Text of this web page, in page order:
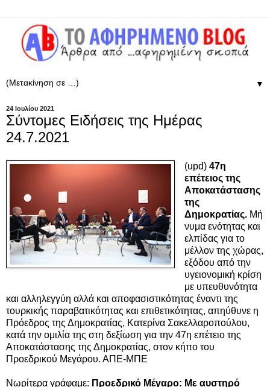
▼
24 Ιουλίου 2021
Σύντομες Ειδήσεις της Ημέρας
24.7.2021
(upd)47η
επέτειος της
Αποκατάστασης
της
Δημοκρατίας.Μή
νυμα ενότητας και
ελπίδας για το
μέλλον της χώρας,
εξόδου από την
υγειονομική κρίση
με υπευθυνότητα
και αλληλεγγύη αλλά και αποφασιστικότητας έναντι της
τουρκικής παραβατικότητας και επιθετικότητας, απηύθυνε η
Πρόεδρος της Δημοκρατίας, Κατερίνα Σακελλαροπούλου,
κατά την ομιλία της στη δεξίωση για την 47η επέτειο της
Αποκατάστασης της Δημοκρατίας, στον κήπο του
Προεδρικού Μεγάρου. ΑΠΕ-ΜΠΕ
Νωρίτερα γράφαμε: Προεδρικό Μέγαρο: Με αυστηρό